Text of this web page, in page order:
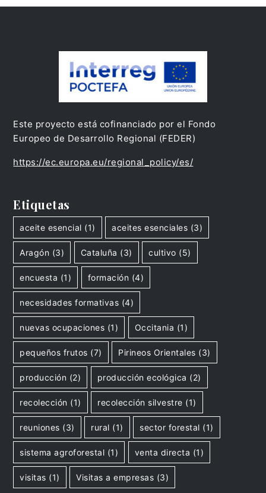
Este proyecto está cofinanciado por el Fondo
Europeo de Desarrollo Regional (FEDER)
https://ec.europa.eu/regional_policy/es/
Etiquetas
aceite esencial (1) aceites esenciales (3)
Aragón (3) Cataluña (3) cultivo (5)
encuesta (1) formación (4)
necesidades formativas (4)
nuevas ocupaciones (1) Occitania (1)
pequeños frutos (7) Pirineos Orientales (3)
producción (2) producción ecológica (2)
recolección (1) recolección silvestre (1)
reuniones (3) rural (1) sector forestal (1)
sistema agroforestal (1) venta directa (1)
visitas (1) Visitas a empresas (3)